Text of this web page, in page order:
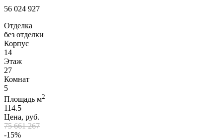
56 024 927
Отделка
без отделки
Корпус
14
Этаж
27
Комнат
5
Площадь м2
114.5
Цена, руб.
75 661 267
-15%